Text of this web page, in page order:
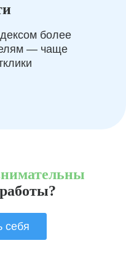
более
— чаще
себя